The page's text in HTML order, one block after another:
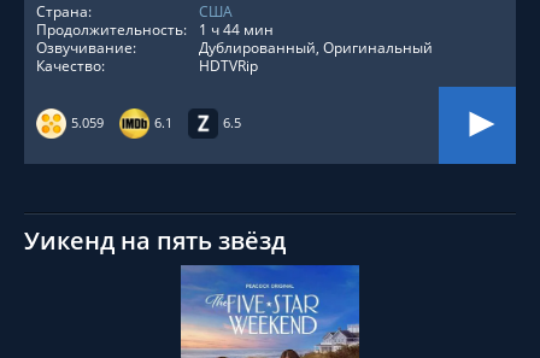
5.059 6.1 6.5
Страна:
США
Продолжительность:
1 ч 44 мин
Озвучивание:
Дублированный, Оригинальный
Качество:
HDTVRip
Уикенд на пять звёзд